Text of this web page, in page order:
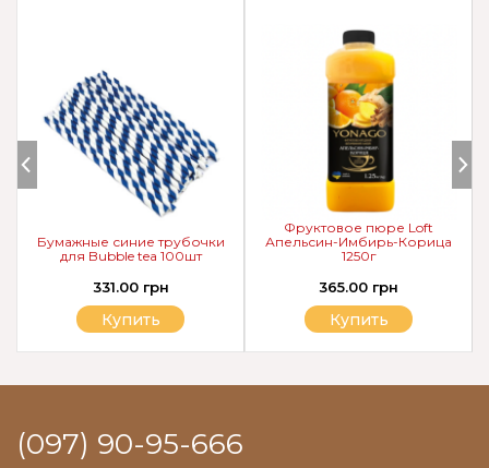
Фруктовое пюре Loft
Апельсин-Имбирь-Корица
1250г
365.00 грн
Купить
Бумажные синие трубочки
для Bubble tea 100шт
331.00 грн
Купить
(097) 90-95-666